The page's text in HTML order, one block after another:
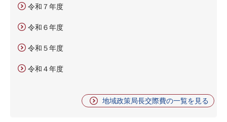
令和７年度
令和６年度
令和５年度
令和４年度
地域政策局長交際費の一覧を見る